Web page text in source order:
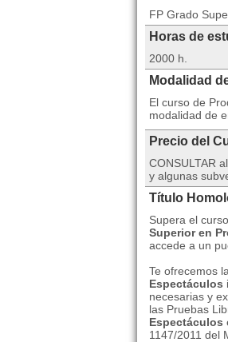
FP Grado
Horas de
2000 h.
Modalidad
El curso de
modalidad de
Precio del
CONSULTAR
y algunas
Título
Supera el
Superior en
accede a un
Te ofrecemos
Espectáculos
necesarias y
las Pruebas
Espectáculos
1147/2011 del